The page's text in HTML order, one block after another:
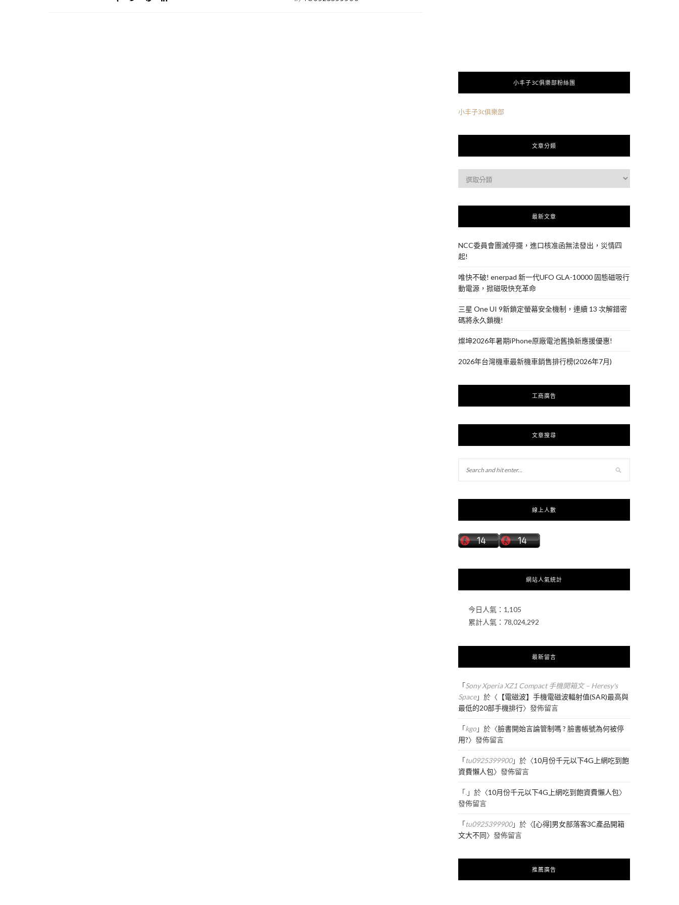
小丰子3C俱樂部粉絲團
小丰子3c俱樂部
文章分類
最新文章
NCC委員會團滅停擺，進口核准函無法發出，災情四
起!
唯快不破! enerpad 新一代UFO GLA-10000 固態磁吸行
動電源，掀磁吸快充革命
三星 One UI 9新鎖定螢幕安全機制，連續 13 次解錯密
碼將永久鎖機!
燦坤2026年暑期iPhone原廠電池舊換新應援優惠!
2026年台灣機車最新機車銷售排行榜(2026年7月)
工商廣告
文章搜尋
線上人數
網站人氣統計
今日人氣： 1,105
累計人氣： 78,024,292
最新留言
「Sony Xperia XZ1 Compact 手機開箱文 – Heresy's
Space」於〈 【電磁波】手機電磁波輻射值(SAR)最高與
最低的20部手機排行〉發佈留言
「kgo」於〈臉書開始言論管制嗎 ? 臉書帳號為何被停
用?〉發佈留言
「tu0925399900」於〈10月份千元以下4G上網吃到飽
資費懶人包〉發佈留言
「.」於〈10月份千元以下4G上網吃到飽資費懶人包〉
發佈留言
「tu0925399900」於〈[心得]男女部落客3C產品開箱
文大不同〉發佈留言
推薦廣告